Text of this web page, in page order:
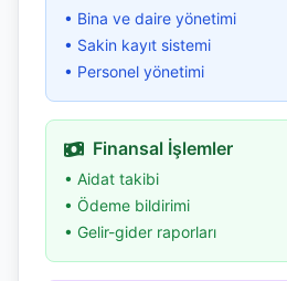
• Bina ve daire yönetimi
• Sakin kayıt sistemi
• Personel yönetimi
Finansal İşlemler
• Aidat takibi
• Ödeme bildirimi
• Gelir-gider raporları